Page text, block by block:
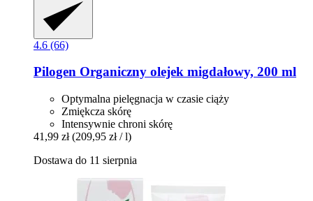
4.6 (66)
Pilogen Organiczny olejek migdałowy, 200 ml
Optymalna pielęgnacja w czasie ciąży
Zmiękcza skórę
Intensywnie chroni skórę
41,99 zł (209,95 zł / l)
Dostawa do 11 sierpnia